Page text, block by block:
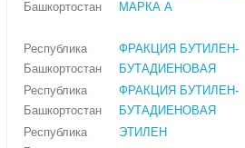
Башкортостан
МАРКА А
Республика
Башкортостан
ФРАКЦИЯ БУТИЛЕН-
БУТАДИЕНОВАЯ
Республика
Башкортостан
ФРАКЦИЯ БУТИЛЕН-
БУТАДИЕНОВАЯ
Республика
ЭТИЛЕН